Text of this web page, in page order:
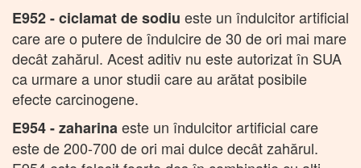
E952 - ciclamat de sodiu este un îndulcitor artificial
care are o putere de îndulcire de 30 de ori mai mare
decât zahărul. Acest aditiv nu este autorizat în SUA
ca urmare a unor studii care au arătat posibile
efecte carcinogene.
E954 - zaharinaeste un îndulcitor artificial care
este de 200-700 de ori mai dulce decât zahărul.